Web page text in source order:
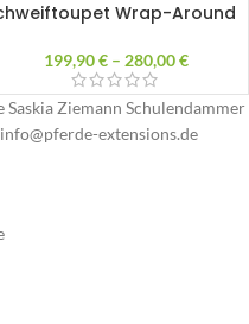
Wrap-Around
199,90€– 280,00€
Ziemann Schulendammer
extensions.de